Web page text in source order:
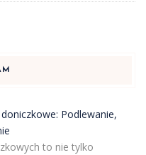
Podlewanie,
to nie tylko